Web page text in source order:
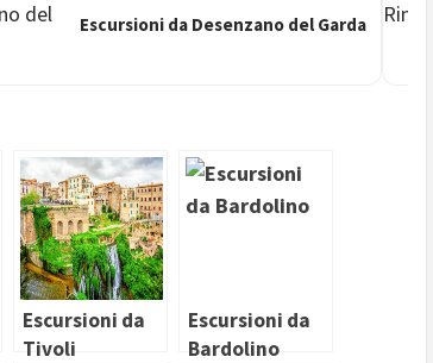
Escursioni da Desenzano del Garda
Escursioni da
Tivoli
Escursioni da
Bardolino